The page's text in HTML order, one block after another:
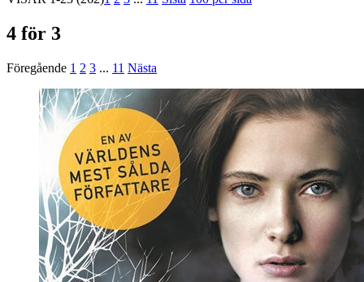
4 för 3
Föregående 1 2 3 ... 11 Nästa